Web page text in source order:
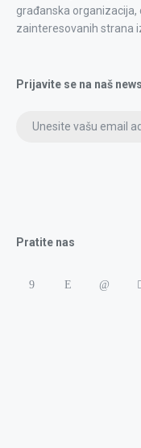
građanska organizacija,
zainteresovanih strana
Prijavite se na naš
Pratite nas